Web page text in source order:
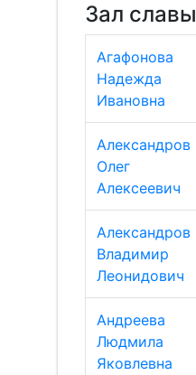
Зал славы
Агафонова
Надежда
Ивановна
Александров
Олег
Алексеевич
Александров
Владимир
Леонидович
Андреева
Людмила
Яковлевна